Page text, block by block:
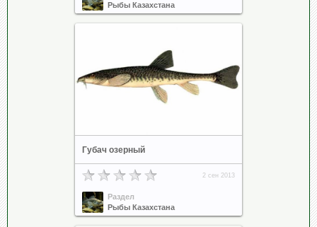
Рыбы Казахстана
Губач озерный
2 сен 2013
Раздел
Рыбы Казахстана